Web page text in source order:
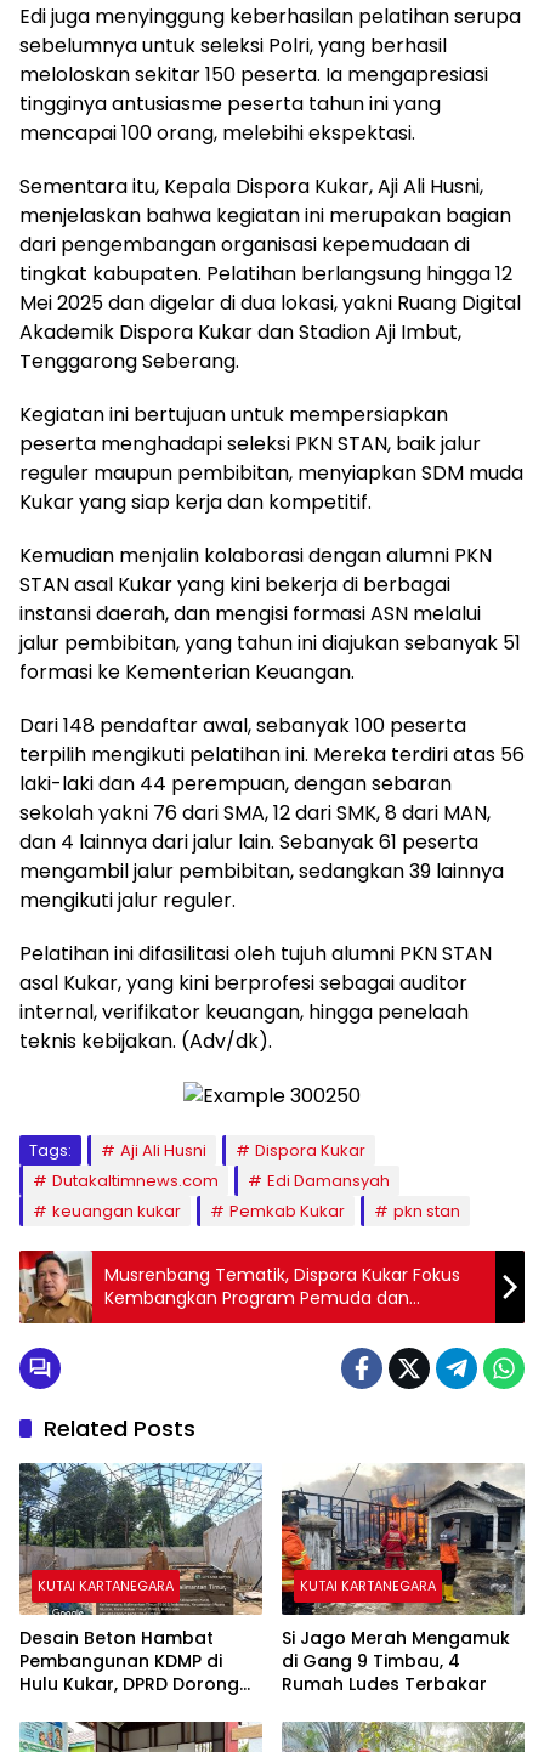
Edi juga menyinggung keberhasilan pelatihan serupa
sebelumnya untuk seleksi Polri, yang berhasil
meloloskan sekitar 150 peserta. Ia mengapresiasi
tingginya antusiasme peserta tahun ini yang
mencapai 100 orang, melebihi ekspektasi.
Sementara itu, Kepala Dispora Kukar, Aji Ali Husni,
menjelaskan bahwa kegiatan ini merupakan bagian
dari pengembangan organisasi kepemudaan di
tingkat kabupaten. Pelatihan berlangsung hingga 12
Mei 2025 dan digelar di dua lokasi, yakni Ruang Digital
Akademik Dispora Kukar dan Stadion Aji Imbut,
Tenggarong Seberang.
Kegiatan ini bertujuan untuk mempersiapkan
peserta menghadapi seleksi PKN STAN, baik jalur
reguler maupun pembibitan, menyiapkan SDM muda
Kukar yang siap kerja dan kompetitif.
Kemudian menjalin kolaborasi dengan alumni PKN
STAN asal Kukar yang kini bekerja di berbagai
instansi daerah, dan mengisi formasi ASN melalui
jalur pembibitan, yang tahun ini diajukan sebanyak 51
formasi ke Kementerian Keuangan.
Dari 148 pendaftar awal, sebanyak 100 peserta
terpilih mengikuti pelatihan ini. Mereka terdiri atas 56
laki-laki dan 44 perempuan, dengan sebaran
sekolah yakni 76 dari SMA, 12 dari SMK, 8 dari MAN,
dan 4 lainnya dari jalur lain. Sebanyak 61 peserta
mengambil jalur pembibitan, sedangkan 39 lainnya
mengikuti jalur reguler.
Pelatihan ini difasilitasi oleh tujuh alumni PKN STAN
asal Kukar, yang kini berprofesi sebagai auditor
internal, verifikator keuangan, hingga penelaah
teknis kebijakan. (Adv/dk).
Tags: Aji Ali Husni
Dispora Kukar
Dutakaltimnews.com
Edi Damansyah
keuangan kukar
Pemkab Kukar pkn stan
Musrenbang Tematik, Dispora Kukar Fokus
Kembangkan Program Pemuda dan
Disabilitas
Related Posts
KUTAI KARTANEGARA
Desain Beton Hambat
Pembangunan KDMP di
Hulu Kukar, DPRD Dorong
KUTAI KARTANEGARA
Si Jago Merah Mengamuk
di Gang 9 Timbau, 4
Rumah Ludes Terbakar